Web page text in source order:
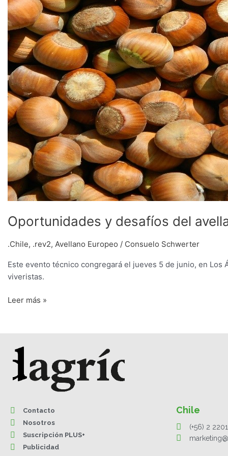
Oportunidades y desafíos del
.Chile, .rev2, Avellano Europeo / Consuelo Schwerter
Este evento técnico congregará el jueves 5 de junio, en
viveristas.
Leer más »
Contacto
Nosotros
Suscripción PLUS+
Publicidad
Chile
(+56) 2